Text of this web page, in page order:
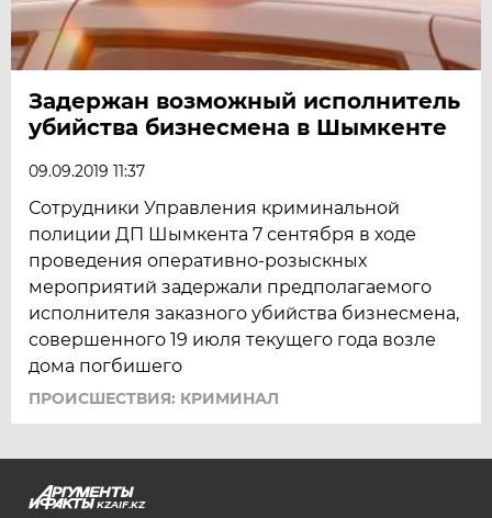
Задержан возможный исполнитель
убийства бизнесмена в Шымкенте
09.09.2019 11:37
Сотрудники Управления криминальной
полиции ДП Шымкента 7 сентября в ходе
проведения оперативно-розыскных
мероприятий задержали предполагаемого
исполнителя заказного убийства бизнесмена,
совершенного 19 июля текущего года возле
дома погбишего
ПРОИСШЕСТВИЯ: КРИМИНАЛ
KZAIF.KZ